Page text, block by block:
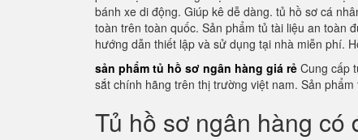
bánh xe di động. Giúp kê dễ dàng. tủ hồ sơ cá
toàn trên toàn quốc. Sản phẩm tủ tài liệu an toàn
hướng dẫn thiết lập và sử dụng tại nhà miễn phí.
sản phẩm tủ hồ sơ ngân hàng giá rẻ Cung cấp
sắt chính hãng trên thị trường việt nam. Sản
Tủ hồ sơ ngân hàng có